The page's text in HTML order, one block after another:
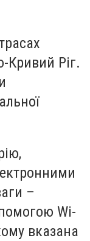
Кривий Ріг.
–
Wi-
вказана